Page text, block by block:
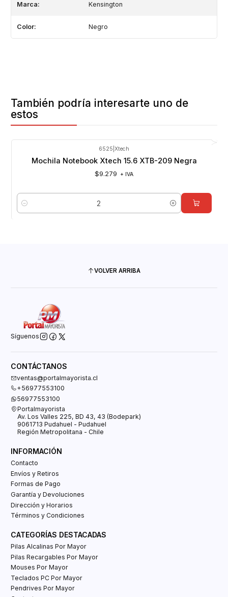
Marca: Kensington
Color: Negro
También podría interesarte uno de
estos
6525 Xtech
Mochila Notebook Xtech 15.6 XTB-209 Negra
$9.279 + IVA
Cantidad
VOLVER ARRIBA
Síguenos
CONTÁCTANOS
ventas@portalmayorista.cl
+56977553100
56977553100
Portalmayorista
Av. Los Valles 225, BD 43, 43 (Bodepark)
9061713 Pudahuel - Pudahuel
Región Metropolitana - Chile
INFORMACIÓN
Contacto
Envíos y Retiros
Formas de Pago
Garantía y Devoluciones
Dirección y Horarios
Términos y Condiciones
CATEGORÍAS DESTACADAS
Pilas Alcalinas Por Mayor
Pilas Recargables Por Mayor
Mouses Por Mayor
Teclados PC Por Mayor
Pendrives Por Mayor